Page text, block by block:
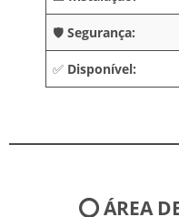
🛡️ Segurança:
✅ Disponível:
⭕ ÁREA